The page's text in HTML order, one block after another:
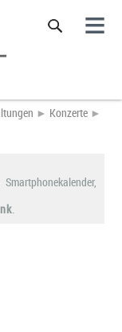
► Konzerte ►
.
≡